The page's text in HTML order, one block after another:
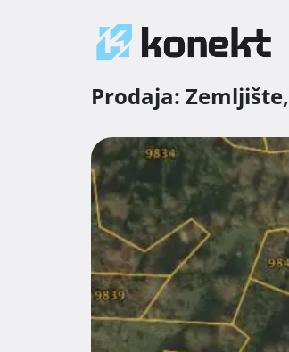
Prodaja: Zemljište,